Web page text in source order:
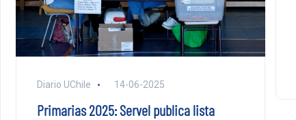
Diario UChile 14-06-2025
Primarias 2025: Servel publica lista